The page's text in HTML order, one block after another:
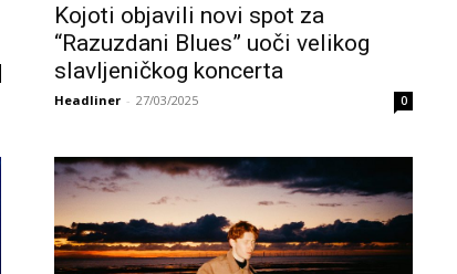
Kojoti objavili novi spot za
“Razuzdani Blues” uoči velikog
slavljeničkog koncerta
Headliner - 27/03/2025 0